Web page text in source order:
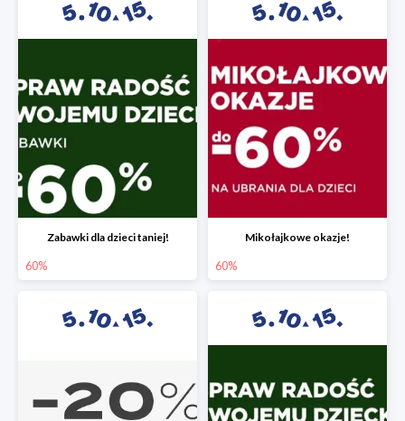
Zabawki dla dzieci taniej!
60%
Mikołajkowe okazje!
60%